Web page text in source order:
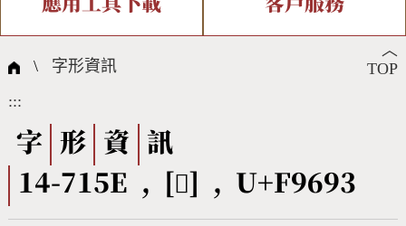
國際字碼相關組織
筆畫查詢
筆順序查詢
CNS查詢 Unicode查詢
新字申請處理流程
字形即時顯示 造字解決方案
全字庫授權 轉碼Web Service
應用工具下載
個人電腦造字處理工具
字形下載
客戶服務
問題集
熱門查詢統計
︿
TOP
\ 字形資訊
:::
字 形 資
訊
14-715E , [󹚓] , U+F9693